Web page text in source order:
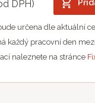
DPH)
určena dle aktuální
každý pracovní den
naleznete na stránce